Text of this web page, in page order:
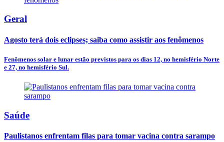
Geral
Agosto terá dois eclipses; saiba como assistir aos fenômenos
Fenômenos solar e lunar estão previstos para os dias 12, no hemisfério Norte
e 27, no hemisfério Sul.
Saúde
Paulistanos enfrentam filas para tomar vacina contra sarampo